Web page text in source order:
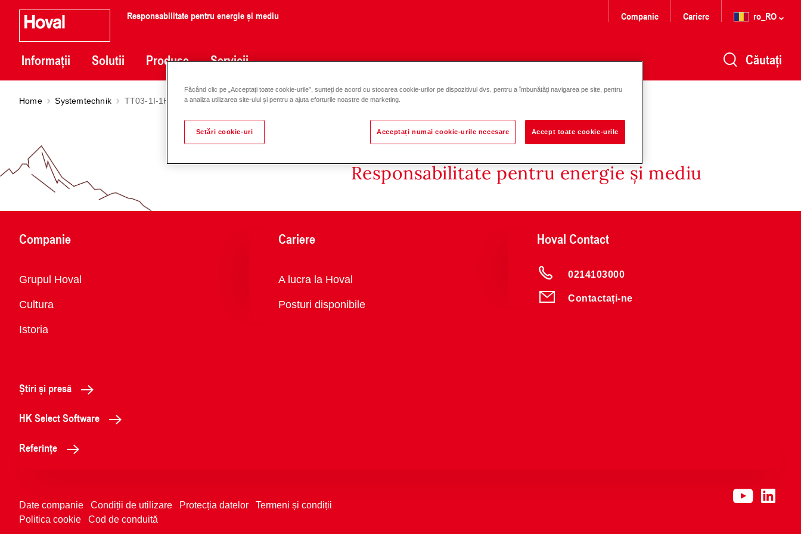
Responsabilitate pentru energie și mediu
Informații Solutii Produse Servicii
Companie Cariere ro_RO
Căutați
Home Systemtechnik TT03-1I-1H-MHK
Responsabilitate pentru energie și mediu
Companie
Vedere
Grupul Hoval
Cultura
Istoria
Cariere
Vedere
A lucra la Hoval
Posturi disponibile
Hoval Contact
0214103000
Contactați-ne
Știri și presă
HK Select Software
Referințe
Date companie Condiții de utilizare Protecția datelor
Termeni și condiții
Politica cookie
Cod de conduită
Făcând clic pe „Acceptați toate cookie-urile”, sunteți de acord cu stocarea cookie-urilor pe dispozitivul dvs. pentru a îmbunătăți navigarea pe site, pentru
a analiza utilizarea site-ului și pentru a ajuta eforturile noastre de marketing.
Setări cookie-uri Acceptați numai cookie-urile necesare Accept toate cookie-urile